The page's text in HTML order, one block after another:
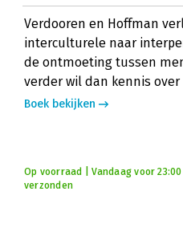
Verdooren en Hoffman
interculturele naar
de ontmoeting tussen
verder wil dan kennis
Boek bekijken
Op voorraad | Vandaag voor
verzonden